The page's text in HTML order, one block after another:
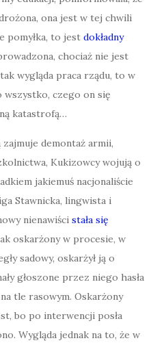
ona jest w tej chwili
pomyłka, to jest dokładny
chociaż nie jest
wygląda praca rządu, to w
wszystko, czego on się
katastrofą…
demontaż armii,
Kukizowcy wojują o
jakiemuś nacjonaliście
Stawnicka, lingwista i
nienawiści stała się
oskarżony w procesie, w
sadowy, oskarżył ją o
głoszone przez niego hasła
tle rasowym. Oskarżony
bo po interwencji posła
Wygląda jednak na to, że w